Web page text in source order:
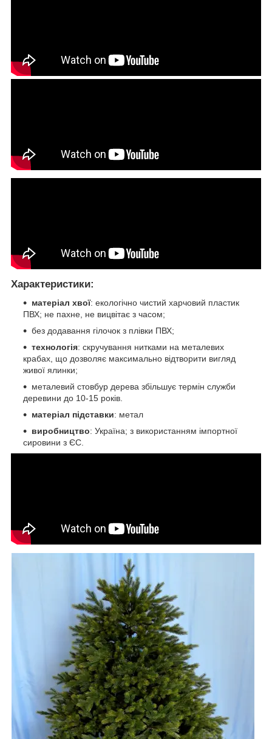
Характеристики:
матеріал хвої: екологічно чистий харчовий пластик
ПВХ; не пахне, не вицвітає з часом;
без додавання гілочок з плівки ПВХ;
технологія: скручування нитками на металевих
крабах, що дозволяє максимально відтворити вигляд
живої ялинки;
металевий стовбур дерева збільшує термін служби
деревини до 10-15 років.
матеріал підставки: метал
виробництво: Україна; з використанням імпортної
сировини з ЄС.